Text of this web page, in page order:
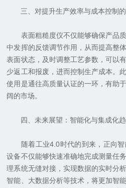
三、对提升生产效率与成本控制的
表面粗糙度仪不仅能够确保产品质
中发挥的反馈调节作用，从而提高整
表面状态，及时调整工艺参数，可以
少返工和报废，进而控制生产成本。
使用是通往高质量认证的一环，有助
阔的市场。
四、未来展望：智能化与集成化
随着工业4.0时代的到来，正向智
设备不仅能够快速准确地完成测量任
理系统无缝对接，实现数据的实时分
智能、大数据分析等技术，将更加智